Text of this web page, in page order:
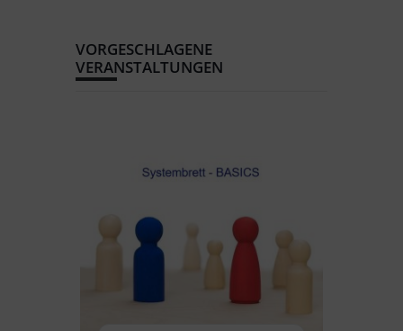
VORGESCHLAGENE
VERANSTALTUNGEN